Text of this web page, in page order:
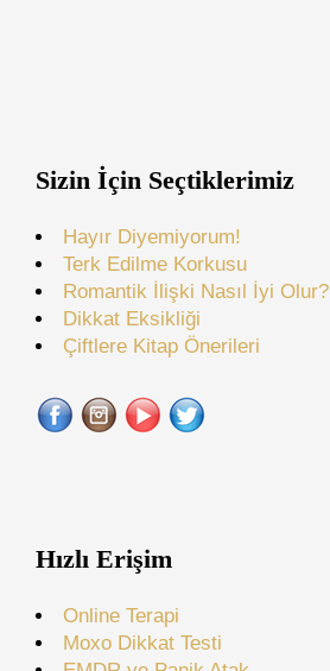
Sizin İçin Seçtiklerimiz
Hayır Diyemiyorum!
Terk Edilme Korkusu
Romantik İlişki Nasıl İyi Olur?
Dikkat Eksikliği
Çiftlere Kitap Önerileri
Hızlı Erişim
Online Terapi
Moxo Dikkat Testi